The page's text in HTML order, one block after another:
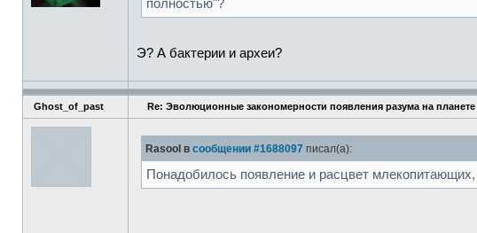
полностью"?
Э? А бактерии и археи?
Ghost_of_past Re: Эволюционные закономерности появления разума на планете
Rasool в сообщении #1688097 писал(а):
Понадобилось появление и расцвет